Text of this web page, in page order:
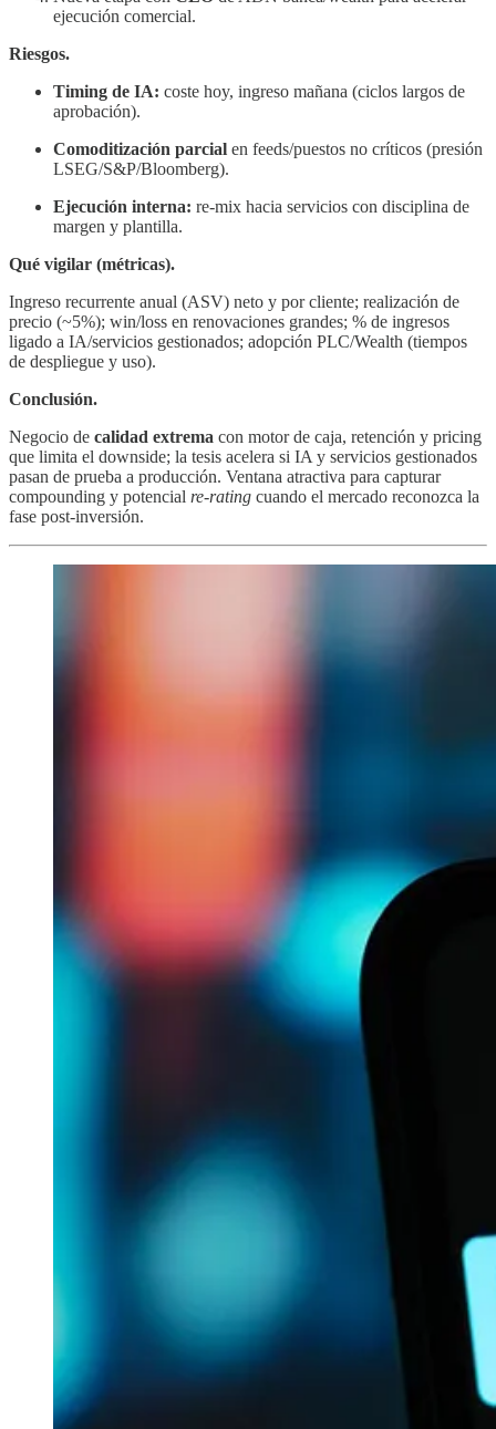
ejecución comercial.
Riesgos.
Timing de IA: coste hoy, ingreso mañana (ciclos largos de
aprobación).
Comoditización parcial en feeds/puestos no críticos (presión
LSEG/S&P/Bloomberg).
Ejecución interna: re-mix hacia servicios con disciplina de
margen y plantilla.
Qué vigilar (métricas).
Ingreso recurrente anual (ASV) neto y por cliente; realización de
precio (~5%); win/loss en renovaciones grandes; % de ingresos
ligado a IA/servicios gestionados; adopción PLC/Wealth (tiempos
de despliegue y uso).
Conclusión.
Negocio de calidad extrema con motor de caja, retención y pricing
que limita el downside; la tesis acelera si IA y servicios gestionados
pasan de prueba a producción. Ventana atractiva para capturar
compounding y potencial re-rating cuando el mercado reconozca la
fase post-inversión.